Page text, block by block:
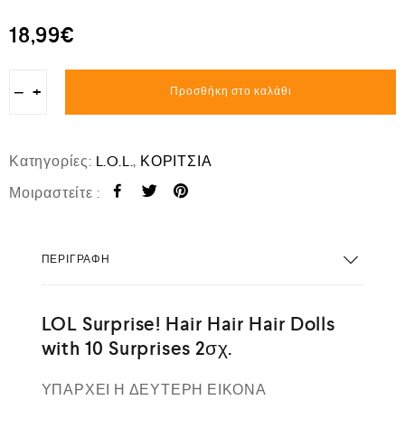
18,99€
− + Προσθήκη στο καλάθι
Κατηγορίες: L.O.L., ΚΟΡΙΤΣΙΑ
Μοιραστείτε :
ΠΕΡΙΓΡΑΦΉ
LOL Surprise! Hair Hair Hair Dolls
with 10 Surprises 2σχ.
ΥΠΑΡΧΕΙ Η ΔΕΥΤΕΡΗ ΕΙΚΟΝΑ